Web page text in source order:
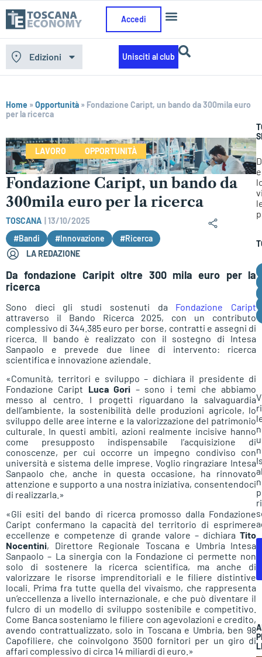
Accedi
Edizioni Unisciti al club
Home »Opportunità » Fondazione Caript, un bando da 300mila euro
per la ricerca
LAVORO OPPORTUNITÀ
Fondazione Caript, un bando da
300mila euro per la ricerca
TOSCANA
13/10/2025
#Bandi
#Innovazione
#Ricerca
LA REDAZIONE
Da fondazione Caripit oltre 300 mila euro per la
ricerca
Sono dieci gli studi sostenuti da Fondazione Caript
attraverso il Bando Ricerca 2025, con un contributo
complessivo di 344.385 euro per borse, contratti e assegni di
ricerca. Il bando è realizzato con il sostegno di Intesa
Sanpaolo e prevede due linee di intervento: ricerca
scientifica e innovazione aziendale.
«Comunità, territori e sviluppo – dichiara il presidente di
Fondazione Caript Luca Gori – sono i temi che abbiamo
messo al centro. I progetti riguardano la salvaguardia
dell’ambiente, la sostenibilità delle produzioni agricole, lo
sviluppo delle aree interne e la valorizzazione del patrimonio
culturale. In questi ambiti, azioni realmente incisive hanno
come presupposto indispensabile l’acquisizione di
conoscenze, per cui occorre un impegno condiviso con
università e sistema delle imprese. Voglio ringraziare Intesa
Sanpaolo che, anche in questa occasione, ha rinnovato
attenzione e supporto a una nostra iniziativa, consentendoci
di realizzarla.»
«Gli esiti del bando di ricerca promosso dalla Fondazione
Caript confermano la capacità del territorio di esprimere
eccellenze e competenze di grande valore – dichiara Tito
Nocentini, Direttore Regionale Toscana e Umbria Intesa
Sanpaolo – La sinergia con la Fondazione ci permette non
solo di sostenere la ricerca scientifica, ma anche di
valorizzare le risorse imprenditoriali e le filiere distintive
locali. Prima fra tutte quella del vivaismo, che rappresenta
un’eccellenza a livello internazionale, e che può diventare il
fulcro di un modello di sviluppo sostenibile e competitivo.
Come Banca sosteniamo le filiere con agevolazioni e credito,
avendo contrattualizzato, solo in Toscana e Umbria, ben 98
Capofiliere, che coinvolgono 3500 fornitori per un giro di
affari complessivo di circa 14 miliardi di euro.»